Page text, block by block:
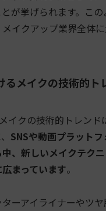
とが挙げられます。こ
イクアップ業界全体
るメイクの技術的ト
イクの技術的トレンド
SNSや動画プラット
、新しいメイクテク
まっています。
ーアイライナーやツ